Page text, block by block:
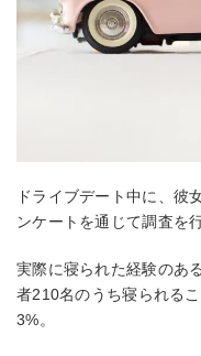
ドライブデート中に、彼
ンケートを通じて調査を
実際に寝られた経験のあ
者210名のうち寝られる
3%。